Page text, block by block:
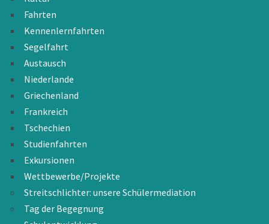
Fahrten
Kennenlernfahrten
Segelfahrt
Austausch
Niederlande
Griechenland
Frankreich
Tschechien
Studienfahrten
Exkursionen
Wettbewerbe/Projekte
Streitschlichter: unsere Schülermediation
Tag der Begegnung